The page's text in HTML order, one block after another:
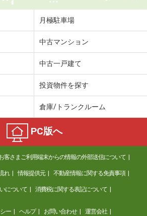
月極駐車場
中古マンション
中古一戸建て
投資物件を探す
倉庫/トランクルーム
PC版へ
客さまご利用端末からの情報の外部送信について
れ 情報提供元 不動産情報に関する免責事項
について 消費税に関する表記について
ー ヘルプ お問い合わせ 運営会社